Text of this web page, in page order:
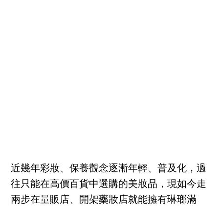
近幾年彩妝、保養觀念逐漸年輕、普及化，過
往只能在高價百貨中選購的美妝品，現如今走
兩步在量販店、開架藥妝店就能擁有琳瑯滿